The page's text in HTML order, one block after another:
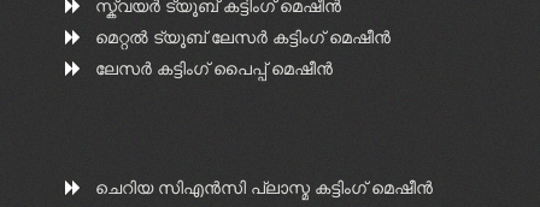
സ്ക്വയർ ട്യൂബ് കട്ടിംഗ് മെഷീൻ
മെറ്റൽ ട്യൂബ് ലേസർ കട്ടിംഗ് മെഷീൻ
ലേസർ കട്ടിംഗ് പൈപ്പ് മെഷീൻ
ചെറിയ സി‌എൻ‌സി പ്ലാസ്മ കട്ടിംഗ് മെഷീൻ